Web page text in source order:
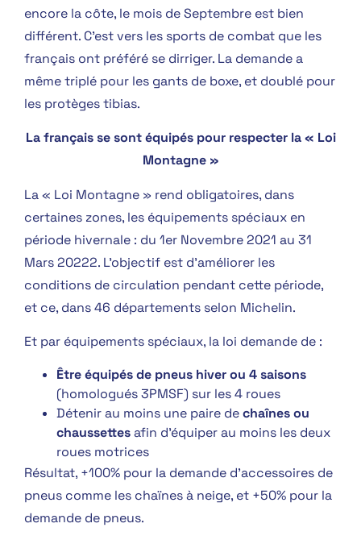
encore la côte, le mois de Septembre est bien
différent. C’est vers les sports de combat que les
français ont préféré se dirriger. La demande a
même triplé pour les gants de boxe, et doublé pour
les protèges tibias.
La français se sont équipés pour respecter la « Loi
Montagne »
La « Loi Montagne » rend obligatoires, dans
certaines zones, les équipements spéciaux en
période hivernale : du 1er Novembre 2021 au 31
Mars 20222. L’objectif est d’améliorer les
conditions de circulation pendant cette période,
et ce, dans 46 départements selon Michelin.
Et par équipements spéciaux, la loi demande de :
Être équipés de pneus hiver ou 4 saisons
(homologués 3PMSF) sur les 4 roues
Détenir au moins une paire dechaînes ou
chaussettesafin d’équiper au moins les deux
roues motrices
Résultat, +100% pour la demande d’accessoires de
pneus comme les chaïnes à neige, et +50% pour la
demande de pneus.